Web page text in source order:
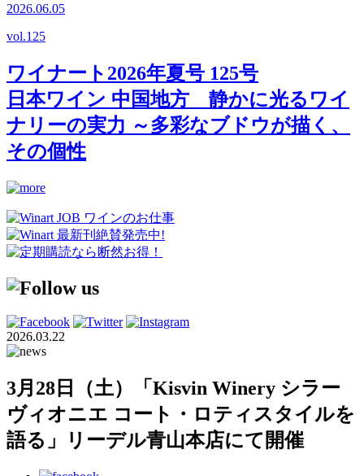
2026.06.05
vol.125
ワイナート2026年夏号 125号
日本ワイン 中国地方 静かに光るワイ
ナリーの実力 ～多彩なブドウが描く、
その個性
2026.03.22
3月28日（土）「Kisvin Winery シラー
ヴィオニエ コート・ロティスタイルを
語る」リーデル青山本店にて開催